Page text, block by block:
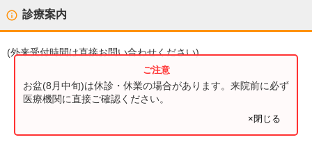
診療案内
(外来受付時間は直接お問い合わせください)
お盆(8月中旬)は休診・休業の場合があります。来院前に必ず
医療機関に直接ご確認ください。
×閉じる